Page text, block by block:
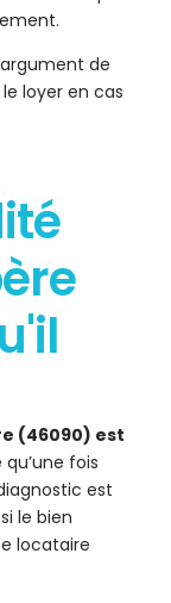
de
loyer en cas
(46090) est
fois
est
le bien
locataire